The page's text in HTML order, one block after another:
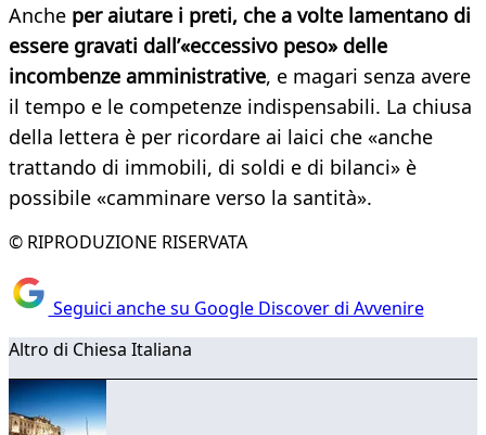
Anche per aiutare i preti, che a volte lamentano di
essere gravati dall’«eccessivo peso» delle
incombenze amministrative, e magari senza avere
il tempo e le competenze indispensabili. La chiusa
della lettera è per ricordare ai laici che «anche
trattando di immobili, di soldi e di bilanci» è
possibile «camminare verso la santità».
© RIPRODUZIONE RISERVATA
Seguici anche su Google Discover di Avvenire
Altro di Chiesa Italiana